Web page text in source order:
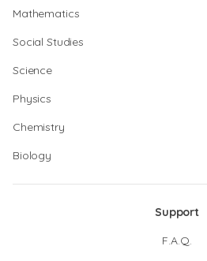
Mathematics
Social Studies
Science
Physics
Chemistry
Biology
Support
F.A.Q.